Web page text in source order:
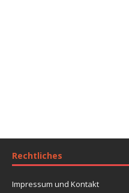
Rechtliches
Impressum und Kontakt